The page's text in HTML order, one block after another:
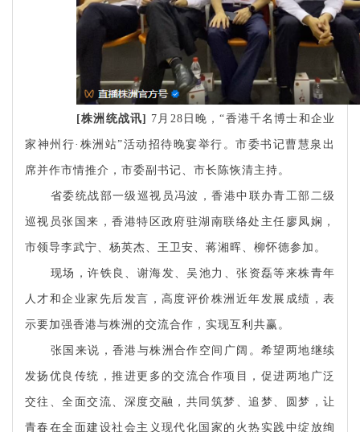
[株洲统战讯] 7 月 28 日晚，“香港千名博士和企业
家神州行·株洲站”活动招待晚宴举行。市委书记曹慧泉出
席并作市情推介，市委副书记、市长陈恢清主持。
省委统战部一级巡视员冯波，香港中联办青工部二级
巡视员张国来，香港特区政府驻湖南联络处主任廖凤娴，
市领导李武宁、杨英杰、王卫安、蒋湘晖、柳怀德参加。
现场，许铁良、谢海发、吴池力、张资磊等来株青年
人才和企业家先后发言，高度评价株洲近年发展成绩，表
示要加强香港与株洲的交流合作，实现互利共赢。
张国来说，香港与株洲合作空间广阔。希望两地继续
发扬优良传统，推进更多的交流合作项目，促进两地广泛
交往、全面交流、深度交融，共同筑梦、追梦、圆梦，让
青春在全面建设社会主义现代化国家的火热实践中绽放绚